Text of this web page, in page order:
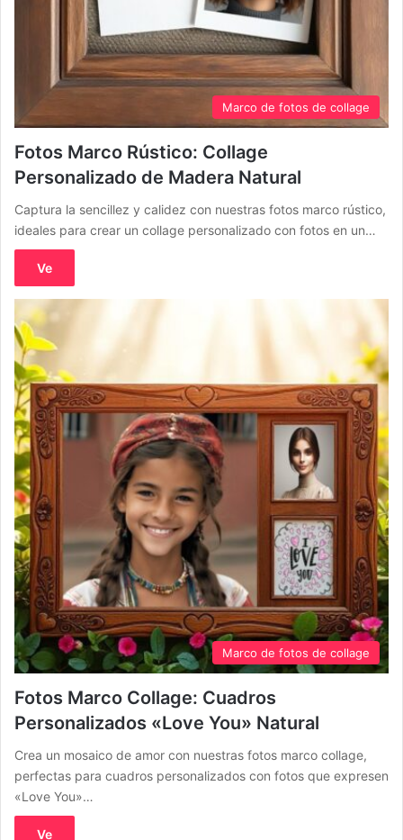
Marco de fotos de collage
Fotos Marco Rústico: Collage
Personalizado de Madera Natural
Captura la sencillez y calidez con nuestras fotos marco rústico,
ideales para crear un collage personalizado con fotos en un…
Ve
Marco de fotos de collage
Fotos Marco Collage: Cuadros
Personalizados «Love You» Natural
Crea un mosaico de amor con nuestras fotos marco collage,
perfectas para cuadros personalizados con fotos que expresen
«Love You»…
Ve